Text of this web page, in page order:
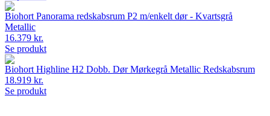
Biohort Panorama redskabsrum P2 m/enkelt dør - Kvartsgrå
Metallic
16.379 kr.
Se produkt
Biohort Highline H2 Dobb. Dør Mørkegrå Metallic Redskabsrum
18.919 kr.
Se produkt